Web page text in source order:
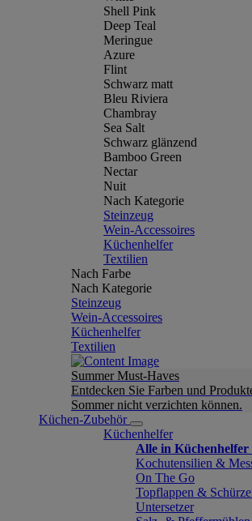
Shell Pink
Deep Teal
Meringue
Azure
Flint
Schwarz matt
Bleu Riviera
Chambray
Sea Salt
Schwarz glänzend
Bamboo Green
Nectar
Nuit
Nach Kategorie
Steinzeug
Wein-Accessoires
Küchenhelfer
Textilien
Nach Farbe
Nach Kategorie
Steinzeug
Wein-Accessoires
Küchenhelfer
Textilien
Summer Must-Haves
Entdecken Sie Farben und
Sommer nicht verzichten können.
Küchen-Zubehör
Küchenhelfer
Alle in Küchenhelfer
Kochutensilien &
On The Go
Topflappen &
Untersetzer